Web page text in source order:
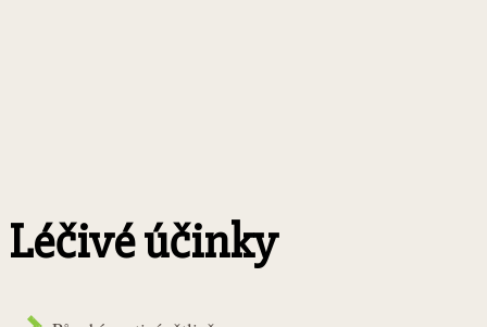
Léčivé účinky